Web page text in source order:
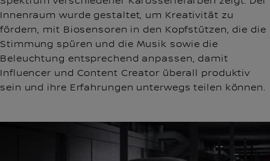
Innenraum wurde gestaltet, um Kreativität zu
fördern, mit Biosensoren in den Kopfstützen, die die
Stimmung spüren und die Musik sowie die
Beleuchtung entsprechend anpassen, damit
Influencer und Content Creator überall produktiv
sein und ihre Erfahrungen unterwegs teilen können.